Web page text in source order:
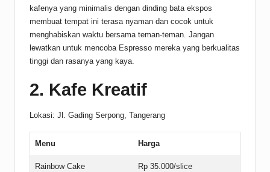
kafenya yang minimalis dengan dinding bata ekspos
membuat tempat ini terasa nyaman dan cocok untuk
menghabiskan waktu bersama teman-teman. Jangan
lewatkan untuk mencoba Espresso mereka yang berkualitas
tinggi dan rasanya yang kaya.
2. Kafe Kreatif
Lokasi: Jl. Gading Serpong, Tangerang
Menu Harga
Rainbow Cake Rp 35.000/slice